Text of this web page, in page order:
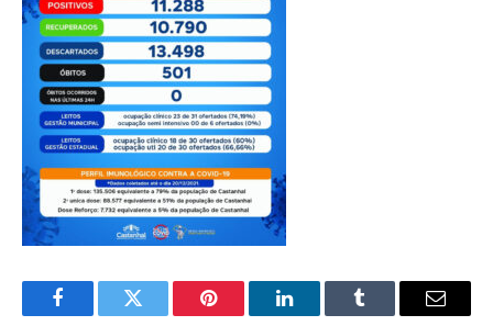
FacebookTwitter Pinterest O
Tumblr
E-